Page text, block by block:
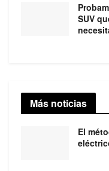
SUV
Más noticias
El